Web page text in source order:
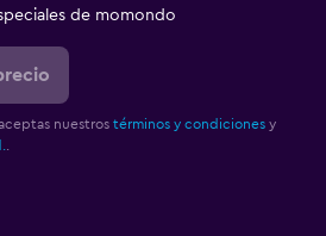
de momondo
nuestros términos y condiciones y